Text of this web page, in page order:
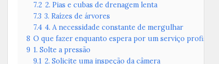
7.2 2. Pias e cubas de drenagem lenta
7.3 3. Raízes de árvores
7.4 4. A necessidade constante de mergulhar
8 O que fazer enquanto espera por um serviço
9 1. Solte a pressão
9.1 2. Solicite uma inspeção da câmera